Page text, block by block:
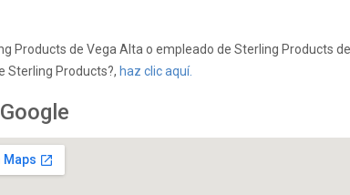
Products de Vega Alta o empleado de Sterling Products
Sterling Products?, haz clic aquí.